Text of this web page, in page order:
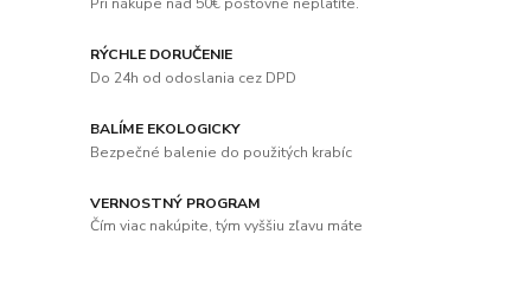
RÝCHLE DORUČENIE
Do 24h od odoslania cez DPD
BALÍME EKOLOGICKY
Bezpečné balenie do použitých krabíc
VERNOSTNÝ PROGRAM
Čím viac nakúpite, tým vyššiu zľavu máte